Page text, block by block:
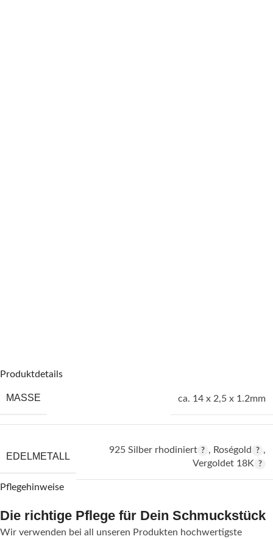
Produktdetails
MASSE ca. 14 x 2,5 x 1.2mm
EDELMETALL
925 Silber rhodiniert , Roségold
,
Vergoldet 18K
Pflegehinweise
Die richtige Pflege für Dein Schmuckstück
Wir verwenden bei all unseren Produkten hochwertigste